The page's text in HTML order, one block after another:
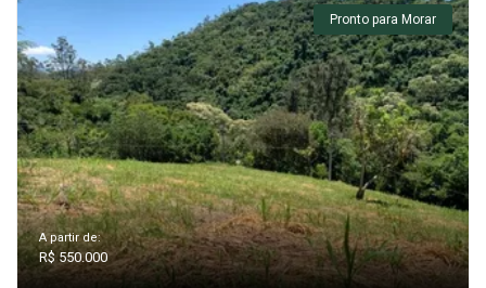
Pronto para Morar
A partir de:
R$ 550.000